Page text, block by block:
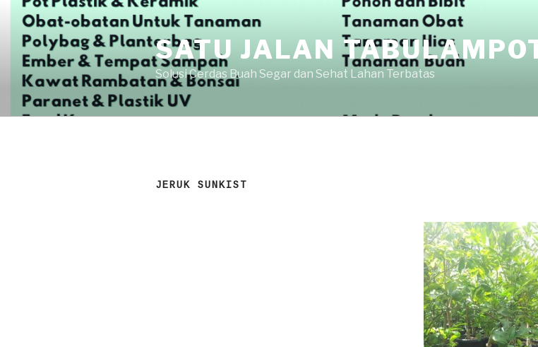
Skip
content
SATU JALAN
Solusi Cerdas Buah Segar dan Sehat Lahan Terbatas
JERUK SUNKIST